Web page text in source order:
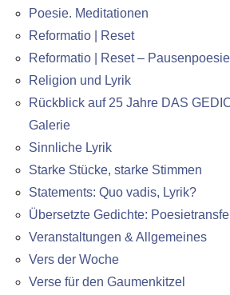
Poesie. Meditationen
Reformatio | Reset
Reformatio | Reset –
Religion und Lyrik
Rückblick auf 25 Jahre DAS
Galerie
Sinnliche Lyrik
Starke Stücke, starke Stimmen
Statements: Quo vadis, Lyrik?
Übersetzte Gedichte:
Veranstaltungen & Allgemeines
Vers der Woche
Verse für den Gaumenkitzel